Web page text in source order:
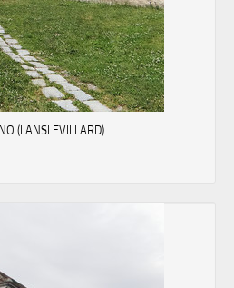
(LANSLEVILLARD)